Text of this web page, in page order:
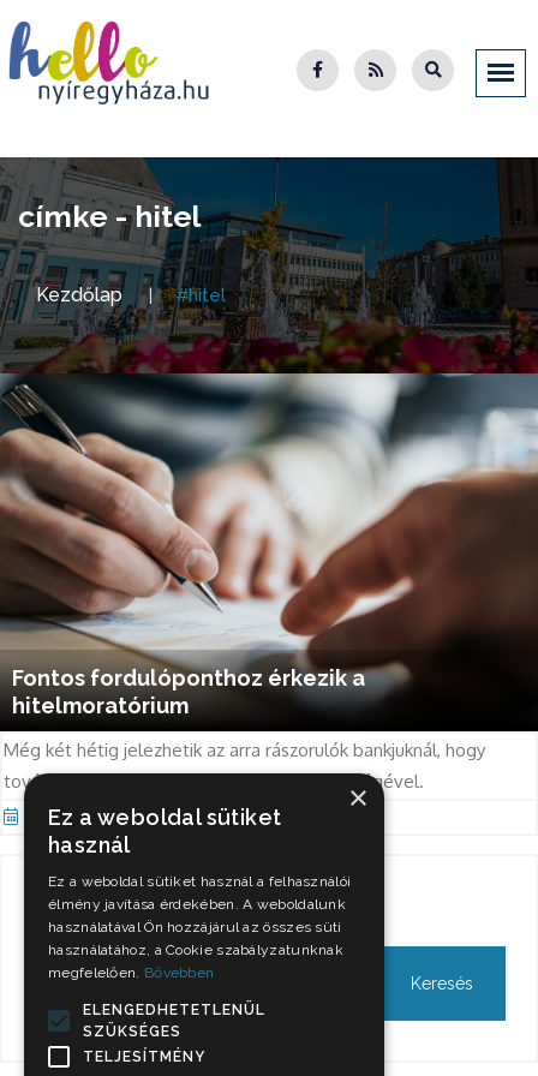
címke - hitel
Kezdőlap #hitel
Fontos fordulóponthoz érkezik a
hitelmoratórium
Még két hétig jelezhetik az arra rászorulók bankjuknál, hogy
továbbra is élnek a hitelmoratórium lehetőségével.
Okt 18, 2021
Keresés
×
Ez a weboldal sütiket
használ
Ez a weboldal sütiket használ a felhasználói
élmény javítása érdekében. A weboldalunk
használatával Ön hozzájárul az összes süti
használatához, a Cookie szabályzatunknak
megfelelően. Bővebben
ELENGEDHETETLENÜL
SZÜKSÉGES
TELJESÍTMÉNY